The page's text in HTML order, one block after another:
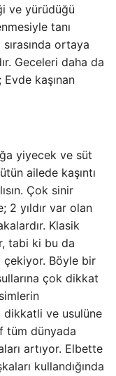
ve yürüdüğü
tanı
ortaya
Geceleri daha da
Evde kaşınan
yiyecek ve süt
ailede kaşıntı
Çok sinir
2 yıldır var olan
Klasik
tabi ki bu da
çekiyor. Böyle bir
çok dikkat
dikkatli ve usulüne
tüm dünyada
artıyor. Elbette
kullandığında